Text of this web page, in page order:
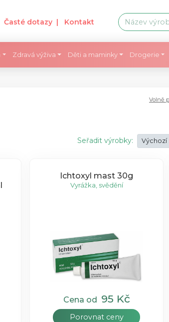
Časté dotazy | Kontakt
Zdravá výživa Děti a maminky Drogerie
Volně
Seřadit výrobky: Výchozí
Ichtoxyl mast 30g
Vyrážka, svědění
Cena od 95 Kč
Porovnat ceny